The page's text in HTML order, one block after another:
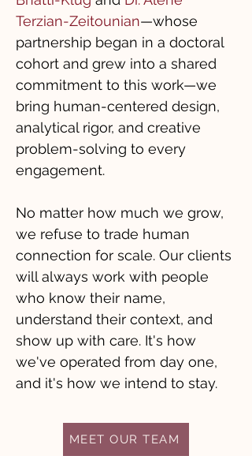
Terzian-Zeitounian—whose
partnership began in a doctoral
cohort and grew into a shared
commitment to this work—we
bring human-centered design,
analytical rigor, and creative
problem-solving to every
engagement.
No matter how much we grow,
we refuse to trade human
connection for scale. Our clients
will always work with people
who know their name,
understand their context, and
show up with care. It's how
we've operated from day one,
and it's how we intend to stay.
MEET OUR TEAM